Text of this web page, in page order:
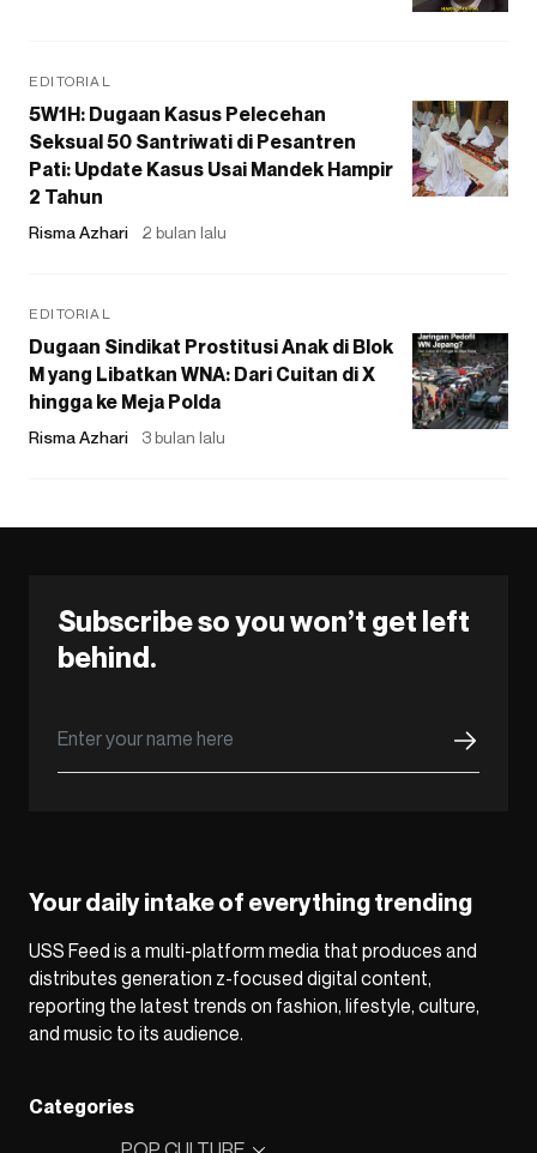
EDITORIAL
5W1H: Dugaan Kasus Pelecehan
Seksual 50 Santriwati di Pesantren
Pati: Update Kasus Usai Mandek Hampir
2 Tahun
Risma Azhari 2 bulan lalu
EDITORIAL
Dugaan Sindikat Prostitusi Anak di Blok
M yang Libatkan WNA: Dari Cuitan di X
hingga ke Meja Polda
Risma Azhari 3 bulan lalu
Subscribe so you won’t get left
behind.
Your daily intake of everything trending
USS Feed is a multi-platform media that produces and
distributes generation z-focused digital content,
reporting the latest trends on fashion, lifestyle, culture,
and music to its audience.
Categories